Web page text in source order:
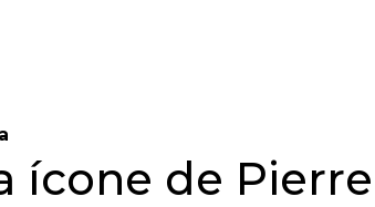
ícone de